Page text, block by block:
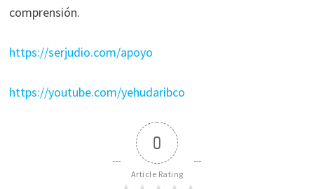
comprensión.
https://serjudio.com/apoyo
https://youtube.com/yehudaribco
0
Article Rating